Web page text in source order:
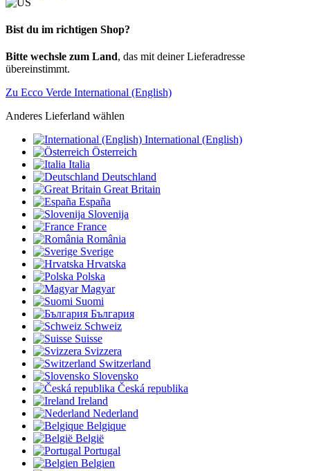
Bist du im richtigen Shop?
Bitte wechsle zum Land, das mit deiner Lieferadresse
übereinstimmt.
Zu Ecco Verde International (English)
Anderes Lieferland wählen
International (English)
Österreich
Italia
Deutschland
Great Britain
España
Slovenija
France
România
Sverige
Hrvatska
Polska
Magyar
Suomi
България
Schweiz
Suisse
Svizzera
Switzerland
Slovensko
Česká republika
Ireland
Nederland
Belgique
België
Portugal
Belgien